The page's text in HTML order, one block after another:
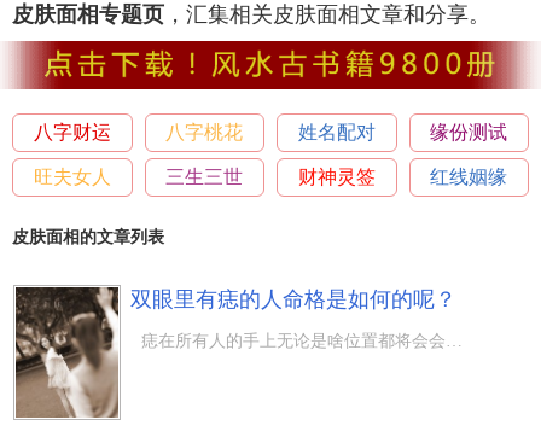
皮肤面相专题页 ，汇集相关皮肤面相文章和分享。
八字财运 八字桃花 姓名配对 缘份测试
旺夫女人 三生三世 财神灵签 红线姻缘
皮肤面相的文章列表
双眼里有痣的人命格是如何的呢？
痣在所有人的手上无论是啥位置都将会会出現，每一位置的痣也意味着着不同的喻意。所有人人体上的痣都意味着